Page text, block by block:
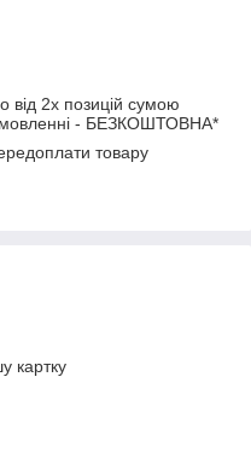
від 2х позицій сумою
- БЕЗКОШТОВНА*
товару
картку